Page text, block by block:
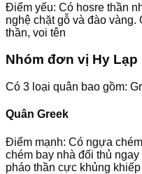
Điểm yếu: Có hosre thần
nghệ chặt gỗ và đào vàng.
thần, voi tên
Nhóm đơn vị Hy Lạp
Có 3 loại quân bao gồm:
Quân Greek
Điểm mạnh: Có ngựa
chém bay nhà đối thủ
pháo thần cực khủng khiếp